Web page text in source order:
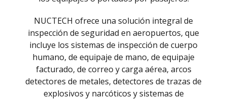
NUCTECH ofrece una solución integral de
inspección de seguridad en aeropuertos, que
incluye los sistemas de inspección de cuerpo
humano, de equipaje de mano, de equipaje
facturado, de correo y carga aérea, arcos
detectores de metales, detectores de trazas de
explosivos y narcóticos y sistemas de